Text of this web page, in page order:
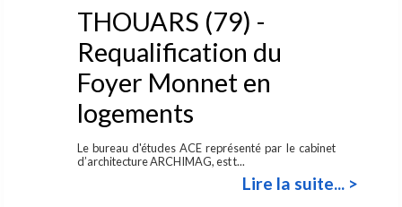
THOUARS (79) -
Requalification du
Foyer Monnet en
logements
Le bureau d'études ACE représenté par le cabinet
d’architecture ARCHIMAG, est t...
Lire la suite... >